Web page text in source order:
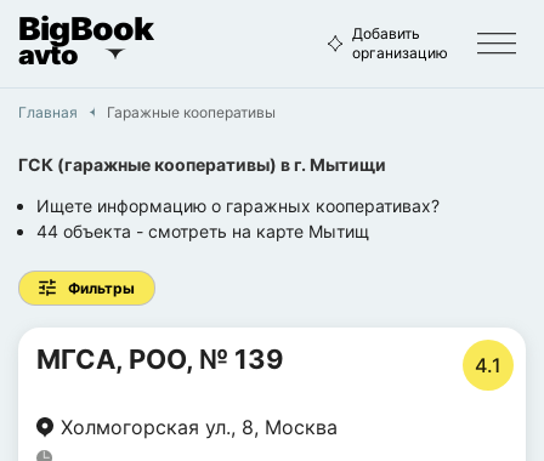
BigBook
avto
Добавить
организацию
Главная Гаражные кооперативы
ГСК (гаражные кооперативы) в г. Мытищи
Ищете информацию о гаражных кооперативах?
44 объекта - смотреть на карте Мытищ
Фильтры
МГСА, РОО, № 139 4.1
Холмогорская ул., 8, Москва